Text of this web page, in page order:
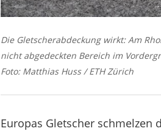
Die Gletscherabdeckung wirkt: Am
nicht abgedeckten Bereich im
Foto: Matthias Huss / ETH Zürich
Europas Gletscher schmelzen